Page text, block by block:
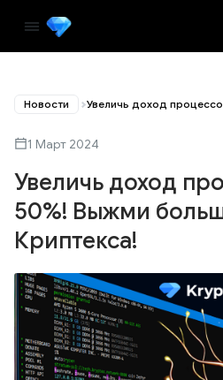
Новости
1 Март 2024
Увеличь доход
50%! Выжми
Криптекса!